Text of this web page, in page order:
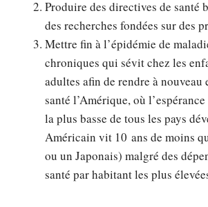
Produire des directives de santé
des recherches fondées sur des
Mettre fin à l’épidémie de
chroniques qui sévit chez les
adultes afin de rendre à nouveau
santé l’Amérique, où
la plus basse de tous les pays
Américain vit 10 ans de moins
ou un Japonais) malgré des
santé par habitant les plus